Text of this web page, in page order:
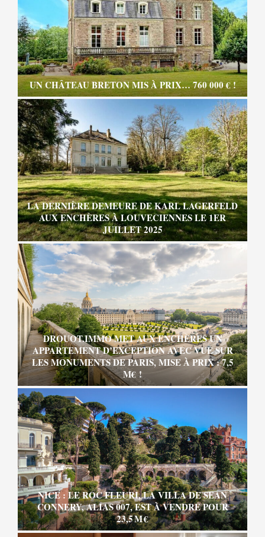
UN CHÂTEAU BRETON MIS À PRIX… 760 000 € !
LA DERNIÈRE DEMEURE DE KARL LAGERFELD
AUX ENCHÈRES À LOUVECIENNES LE 1ER
JUILLET 2025
DROUOT.IMMO MET AUX ENCHÈRES UN
APPARTEMENT D’EXCEPTION AVEC VUE SUR
LES MONUMENTS DE PARIS, MISE À PRIX : 7,5
M€ !
NICE : LE ROC FLEURI, LA VILLA DE SEAN
CONNERY, ALIAS 007, EST À VENDRE POUR
23,5 M €